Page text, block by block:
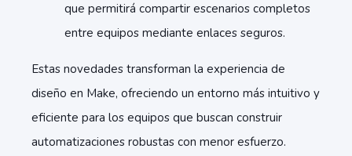
que permitirá compartir escenarios completos
entre equipos mediante enlaces seguros.
Estas novedades transforman la experiencia de
diseño en Make, ofreciendo un entorno más intuitivo y
eficiente para los equipos que buscan construir
automatizaciones robustas con menor esfuerzo.